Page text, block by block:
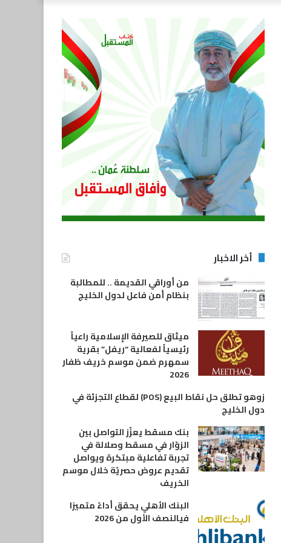
أخر الاخبار
من أوراقي القديمة .. للمطالبة
بنظام أمن فاعل لدول الخليج
ميثاق للصيرفة الإسلامية راعياً
رئيسياً لفعالية “ريفل” بقرية
سمهرم ضمن موسم خريف ظفار
2026
زوهو تطلق حل نقاط البيع (POS) لقطاع التجزئة في
دول الخليج
بنك مسقط يعزّز التواصل بين
الزوّار في مسقط وصلالة في
تجربة تفاعلية مبتكرة ويواصل
تقديم عروض حصريّة خلال موسم
الخريف
البنك الأهلي يحقق أداءً متميزا
فيالنصف الأول من 2026